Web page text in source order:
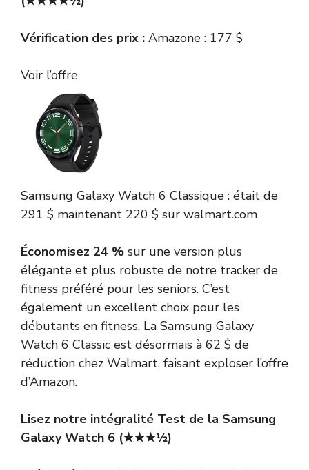
Vérification des prix : Amazone : 177 $
Voir l’offre
Samsung Galaxy Watch 6 Classique : était de
291 $ maintenant 220 $ sur walmart.com
Économisez 24 % sur une version plus
élégante et plus robuste de notre tracker de
fitness préféré pour les seniors. C’est
également un excellent choix pour les
débutants en fitness. La Samsung Galaxy
Watch 6 Classic est désormais à 62 $ de
réduction chez Walmart, faisant exploser l’offre
d’Amazon.
Lisez notre intégralité Test de la Samsung
Galaxy Watch 6 (★★★½)